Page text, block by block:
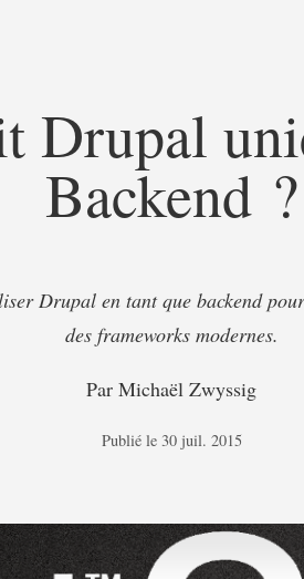
Drupal
Backend ?
Drupal en tant que backend
des frameworks modernes.
Par Michaël Zwyssig
Publié le 30 juil. 2015